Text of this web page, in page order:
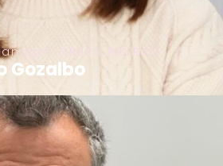
GRUPO RIBERA
Gozalbo